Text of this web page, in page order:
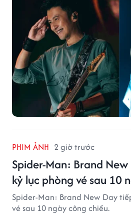
PHIM ẢNH 2 giờ trước
Spider-Man: Brand
kỷ lục phòng vé sau 10
Spider-Man: Brand New Day
vé sau 10 ngày công chiếu.